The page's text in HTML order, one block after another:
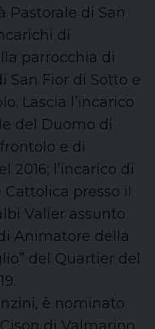
Pastorale di San
di
parrocchia di
San Fior di Sotto e
Lascia l’incarico
del Duomo di
e di
2016; l’incarico di
presso il
Valier assunto
Animatore della
del Quartier del
, è nominato